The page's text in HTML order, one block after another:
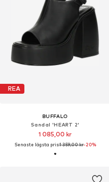
REA
BUFFALO
Sandal 'HEART 2'
1 085,00 kr
Senaste lägsta pris:1 359,00 kr-20%